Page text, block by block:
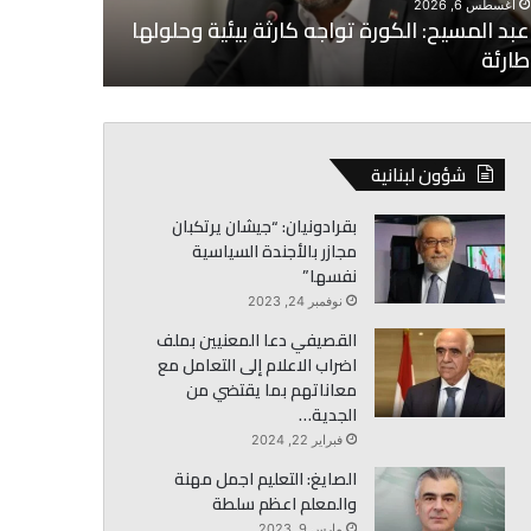
أغسطس 6, 2026
عبد المسيح: الكورة تواجه كارثة بيئية وحلولها
طارئة
شؤون لبنانية
بقرادونيان: “جيشان يرتكبان
مجازر بالأجندة السياسية
نفسها”
نوفمبر 24, 2023
القصيفي دعا المعنيين بملف
اضراب الاعلام إلى التعامل مع
معاناتهم بما يقتضي من
الجدية…
فبراير 22, 2024
الصايغ: التعليم اجمل مهنة
والمعلم اعظم سلطة